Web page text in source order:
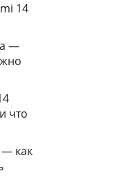
14
—
что
— как